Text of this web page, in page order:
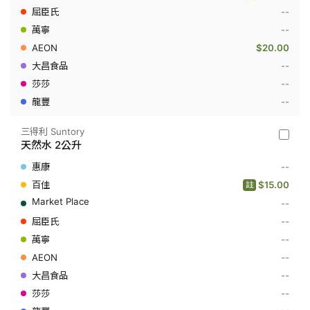
然
礦
水
升
--
--
$20.00
--
--
--
三
-
然
公
三得利 Suntory
天然水 2公升
--
$15.00
註
--
--
--
--
--
--